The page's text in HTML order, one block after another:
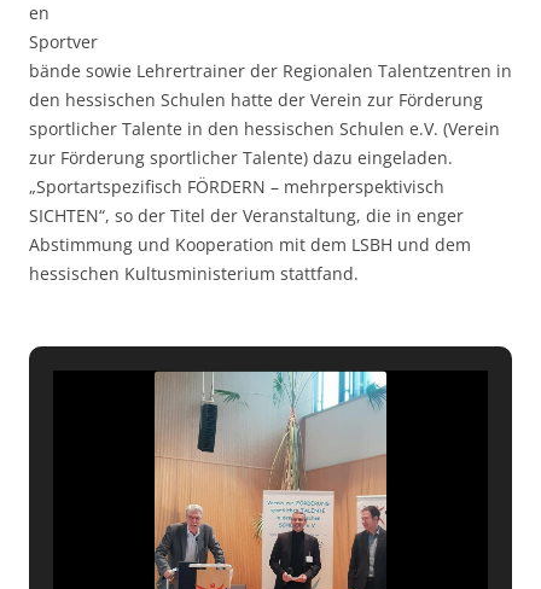
en
Sportver
bände sowie Lehrertrainer der Regionalen Talentzentren in
den hessischen Schulen hatte der Verein zur Förderung
sportlicher Talente in den hessischen Schulen e.V. (Verein
zur Förderung sportlicher Talente) dazu eingeladen.
„Sportartspezifisch FÖRDERN – mehrperspektivisch
SICHTEN“, so der Titel der Veranstaltung, die in enger
Abstimmung und Kooperation mit dem LSBH und dem
hessischen Kultusministerium stattfand.